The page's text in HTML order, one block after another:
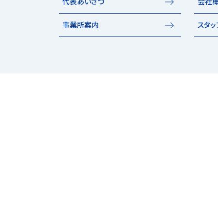
事業所案内 スタ